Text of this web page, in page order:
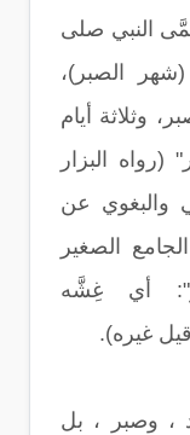
النبي صلى
الصبر)،
وثلاثة أيام
البزار
والبغوي عن
الصغير
أي غِشَّه
غيره).
، وصبر ، بل